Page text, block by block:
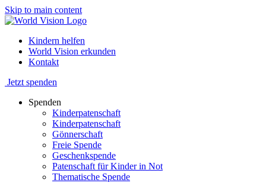
Skip to main content
Kindern helfen
World Vision erkunden
Kontakt
Jetzt spenden
Spenden
Kinderpatenschaft
Kinderpatenschaft
Gönnerschaft
Freie Spende
Geschenkspende
Patenschaft für Kinder in Not
Thematische Spende